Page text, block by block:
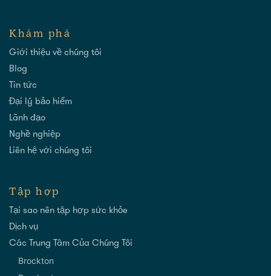
Khám phá
Giới thiệu về chúng tôi
Blog
Tin tức
Đại lý bảo hiểm
Lãnh đạo
Nghề nghiệp
Liên hệ với chúng tôi
Tập hợp
Tại sao nên tập hợp sức khỏe
Dịch vụ
Các Trung Tâm Của Chúng Tôi
Brockton